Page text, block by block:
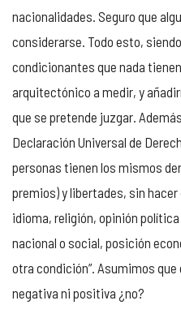
nacionalidades. Seguro que
considerarse. Todo esto,
condicionantes que nada
arquitectónico a medir, y
que se pretende juzgar.
Declaración Universal de
personas tienen los mismos
premios) y libertades, sin
idioma, religión, opinión
nacional o social, posición
otra condición”. Asumimos
negativa ni positiva ¿no?